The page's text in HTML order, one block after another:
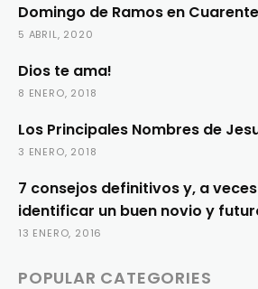
Domingo de Ramos en
5 ABRIL, 2020
Dios te ama!
8 ENERO, 2018
Los Principales Nombres de
3 ENERO, 2018
7 consejos definitivos y, a
identificar un buen novio y
13 ENERO, 2016
POPULAR CATEGORIES